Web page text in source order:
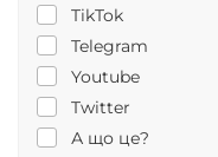
TikTok
Telegram
Youtube
Twitter
А що це?